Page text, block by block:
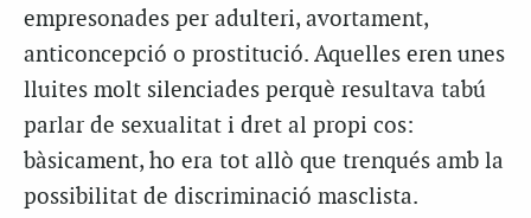
empresonades per adulteri, avortament,
anticoncepció o prostitució. Aquelles eren unes
lluites molt silenciades perquè resultava tabú
parlar de sexualitat i dret al propi cos:
bàsicament, ho era tot allò que trenqués amb la
possibilitat de discriminació masclista.